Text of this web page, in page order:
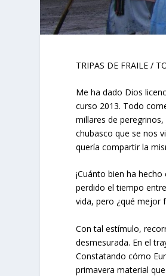
TRIPAS DE FRAILE /
Me ha dado Dios
curso 2013. Todo
millares de
chubasco que se nos
quería compartir la
¡Cuánto bien ha
perdido el tiempo
vida, pero ¿qué mejor
Con tal estímulo,
desmesurada. En el
Constatando cómo
primavera material